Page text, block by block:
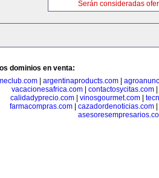
Serán consideradas
dominios en venta:
| argentinaproducts.com|
vacacionesafrica.com| contactosycitas.com|
calidadyprecio.com
vinosgourmet.com
farmacompras.com
cazadordenoticias.com